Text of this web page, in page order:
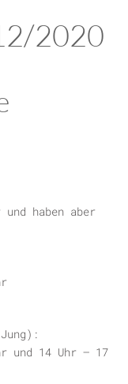
2020
haben aber
und 14 Uhr – 17